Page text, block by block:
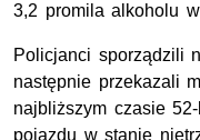
3,2 promila alkoholu
Policjanci sporządzili
następnie przekazali
najbliższym czasie
pojazdu w stanie